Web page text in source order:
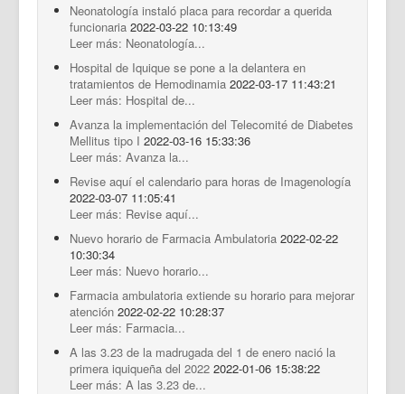
Neonatología instaló placa para recordar a querida
funcionaria 2022-03-22 10:13:49
Leer más: Neonatología...
Hospital de Iquique se pone a la delantera en
tratamientos de Hemodinamia 2022-03-17 11:43:21
Leer más: Hospital de...
Avanza la implementación del Telecomité de Diabetes
Mellitus tipo I 2022-03-16 15:33:36
Leer más: Avanza la...
Revise aquí el calendario para horas de Imagenología
2022-03-07 11:05:41
Leer más: Revise aquí...
Nuevo horario de Farmacia Ambulatoria 2022-02-22
10:30:34
Leer más: Nuevo horario...
Farmacia ambulatoria extiende su horario para mejorar
atención 2022-02-22 10:28:37
Leer más: Farmacia...
A las 3.23 de la madrugada del 1 de enero nació la
primera iquiqueña del 2022 2022-01-06 15:38:22
Leer más: A las 3.23 de...